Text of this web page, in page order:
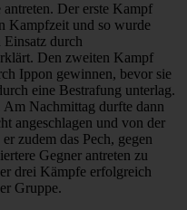
antreten. Der erste Kampf
Kampfzeit und so wurde
durch
Den zweiten Kampf
Ippon gewinnen, bevor sie
eine Bestrafung unterlag.
Am Nachmittag durfte dann
angeschlagen und von der
zudem das Pech, gegen
Gegner antreten zu
drei Kämpfe erfolgreich
Gruppe.